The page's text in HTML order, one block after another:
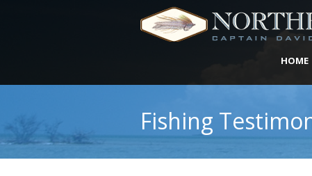
HOME
Fishing